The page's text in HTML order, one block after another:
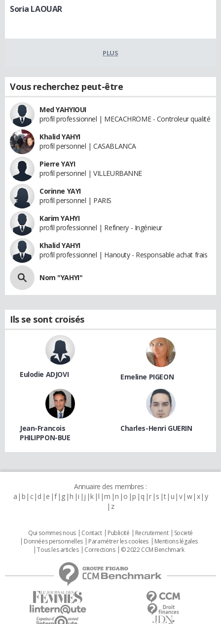
Soria LAOUAR
PLUS
Vous recherchez peut-être
Med YAHYIOUI
profil professionnel | MECACHROME - Controleur qualité
Khalid YAHYI
profil personnel | CASABLANCA
Pierre YAYI
profil personnel | VILLEURBANNE
Corinne YAYI
profil personnel | PARIS
Karim YAHYI
profil professionnel | Refinery - Ingénieur
Khalid YAHYI
profil professionnel | Hanouty - Responsable achat frais
Nom "YAHYI"
Ils se sont croisés
Eulodie ADJOVI Emeline PIGEON
Jean-Francois
PHILIPPON-BUE
Charles-Henri GUERIN
Annuaire des membres :
a b c d e f g h i j k l m n o p q r s t u v w x y
z
Qui sommes nous Contact Publicité Recrutement
Societé
Données personnelles
Paramétrer les cookies
Mentions légales
Tous les articles
Corrections © 2022 CCM Benchmark